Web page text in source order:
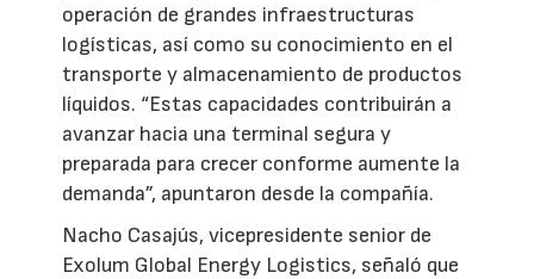
operación de grandes infraestructuras
logísticas, así como su conocimiento en el
transporte y almacenamiento de productos
líquidos. “Estas capacidades contribuirán a
avanzar hacia una terminal segura y
preparada para crecer conforme aumente la
demanda”, apuntaron desde la compañía.
Nacho Casajús, vicepresidente senior de
Exolum Global Energy Logistics, señaló que